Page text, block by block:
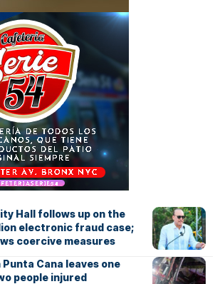
Hall follows up on the
electronic fraud case;
coercive measures
Cana leaves one
people injured